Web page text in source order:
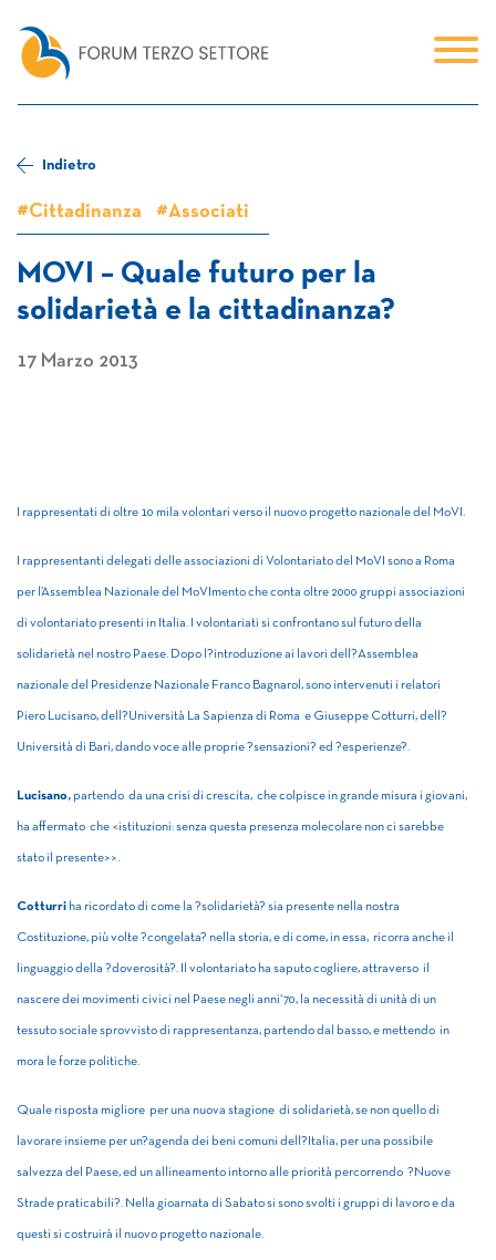
Indietro
#Cittadinanza #Associati
MOVI – Quale futuro per la
solidarietà e la cittadinanza?
17 Marzo 2013
I rappresentati di oltre 10 mila volontari verso il nuovo progetto nazionale del MoVI.
I rappresentanti delegati delle associazioni di Volontariato del MoVI sono a Roma
per l’Assemblea Nazionale del MoVImento che conta oltre 2000 gruppi associazioni
di volontariato presenti in Italia. I volontariati si confrontano sul futuro della
solidarietà nel nostro Paese. Dopo l?introduzione ai lavori dell?Assemblea
nazionale del Presidenze Nazionale Franco Bagnarol, sono intervenuti i relatori
Piero Lucisano, dell?Università La Sapienza di Roma e Giuseppe Cotturri, dell?
Università di Bari, dando voce alle proprie ?sensazioni? ed ?esperienze?.
Lucisano, partendo da una crisi di crescita, che colpisce in grande misura i giovani,
ha affermato che <istituzioni: senza questa presenza molecolare non ci sarebbe
stato il presente>>.
Cotturri ha ricordato di come la ?solidarietà? sia presente nella nostra
Costituzione, più volte ?congelata? nella storia, e di come, in essa, ricorra anche il
linguaggio della ?doverosità?. Il volontariato ha saputo cogliere, attraverso il
nascere dei movimenti civici nel Paese negli anni‘70, la necessità di unità di un
tessuto sociale sprovvisto di rappresentanza, partendo dal basso, e mettendo in
mora le forze politiche.
Quale risposta migliore per una nuova stagione di solidarietà, se non quello di
lavorare insieme per un?agenda dei beni comuni dell?Italia, per una possibile
salvezza del Paese, ed un allineamento intorno alle priorità percorrendo ?Nuove
Strade praticabili?. Nella gioarnata di Sabato si sono svolti i gruppi di lavoro e da
questi si costruirà il nuovo progetto nazionale.